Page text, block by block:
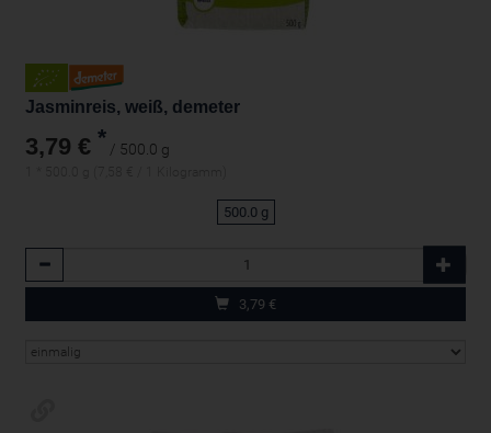
Jasminreis, weiß, demeter
3,79 € * / 500.0 g
500.0 g
3,79 €